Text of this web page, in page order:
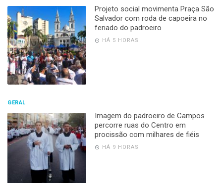
Projeto social movimenta Praça São
Salvador com roda de capoeira no
feriado do padroeiro
HÁ 5 HORAS
GERAL
Imagem do padroeiro de Campos
percorre ruas do Centro em
procissão com milhares de fiéis
HÁ 9 HORAS